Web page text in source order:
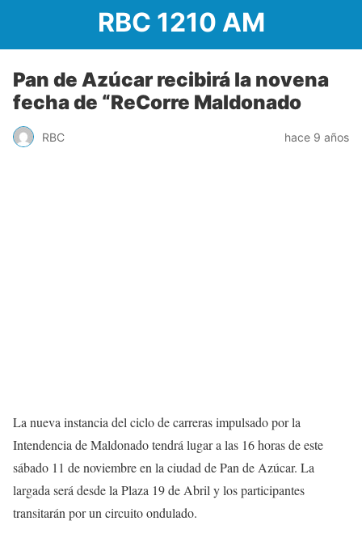
RBC 1210 AM
Pan de Azúcar recibirá la novena
fecha de “ReCorre Maldonado
RBC hace 9 años
La nueva instancia del ciclo de carreras impulsado por la
Intendencia de Maldonado tendrá lugar a las 16 horas de este
sábado 11 de noviembre en la ciudad de Pan de Azúcar. La
largada será desde la Plaza 19 de Abril y los participantes
transitarán por un circuito ondulado.